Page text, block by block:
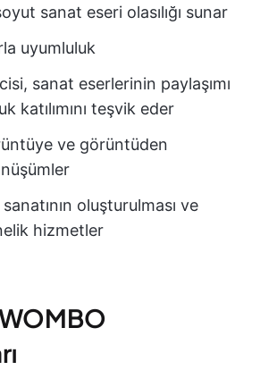
sanat eseri olasılığı sunar
uyumluluk
sanat eserlerinin paylaşımı
katılımını teşvik eder
ve görüntüden
oluşturulması ve
hizmetler